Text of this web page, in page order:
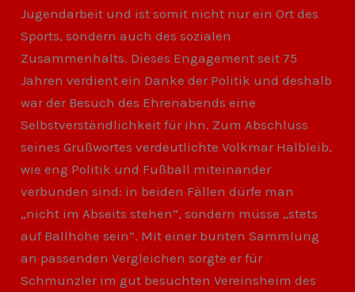
Jugendarbeit und ist somit nicht nur ein Ort des
Sports, sondern auch des sozialen
Zusammenhalts. Dieses Engagement seit 75
Jahren verdient ein Danke der Politik und deshalb
war der Besuch des Ehrenabends eine
Selbstverständlichkeit für ihn. Zum Abschluss
seines Grußwortes verdeutlichte Volkmar Halbleib,
wie eng Politik und Fußball miteinander
verbunden sind: in beiden Fällen dürfe man
„nicht im Abseits stehen“, sondern müsse „stets
auf Ballhöhe sein“. Mit einer bunten Sammlung
an passenden Vergleichen sorgte er für
Schmunzler im gut besuchten Vereinsheim des